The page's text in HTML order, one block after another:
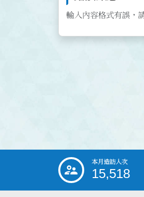
輸入內容格式有誤，
::: 本月造訪人次
15,518